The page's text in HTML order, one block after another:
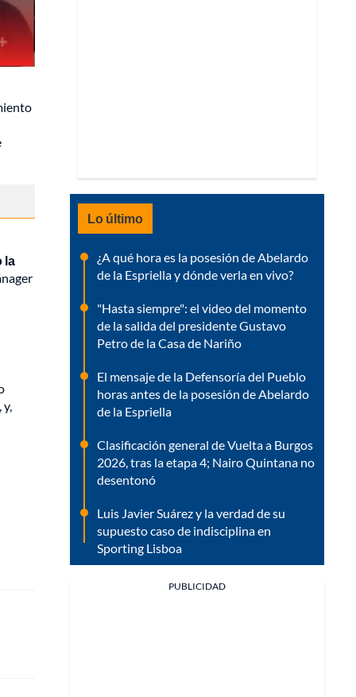
la
Lo último
¿A qué hora es la posesión de Abelardo
de la Espriella y dónde verla en vivo?
"Hasta siempre": el video del momento
de la salida del presidente Gustavo
Petro de la Casa de Nariño
El mensaje de la Defensoría del Pueblo
horas antes de la posesión de Abelardo
de la Espriella
Clasificación general de Vuelta a Burgos
2026, tras la etapa 4; Nairo Quintana no
desentonó
Luis Javier Suárez y la verdad de su
supuesto caso de indisciplina en
Sporting Lisboa
PUBLICIDAD